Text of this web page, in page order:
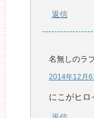
返信
名無しのラ
2014年12月6
にこがヒロ